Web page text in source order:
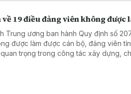
19 điều đảng viên không được
Trung ương ban hành Quy định số
được làm được cán bộ, đảng viên
trọng trong công tác xây dựng,